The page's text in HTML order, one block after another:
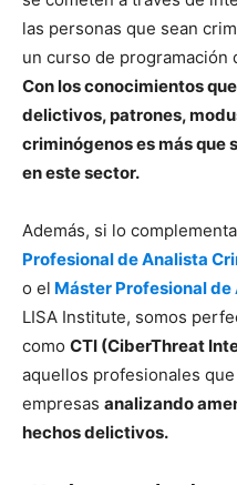
las personas que sean
un curso de programación
Con los conocimientos
delictivos, patrones,
criminógenos es más que
en este sector.
Además, si lo
Profesional de Analista
o el Máster Profesional
LISA Institute, somos
como CTI (CiberThreat
aquellos profesionales
empresas analizando
hechos delictivos.